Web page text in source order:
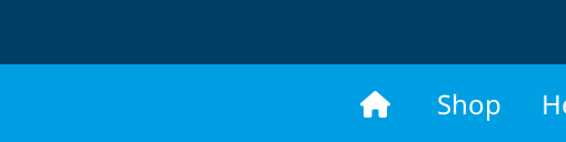
Shop